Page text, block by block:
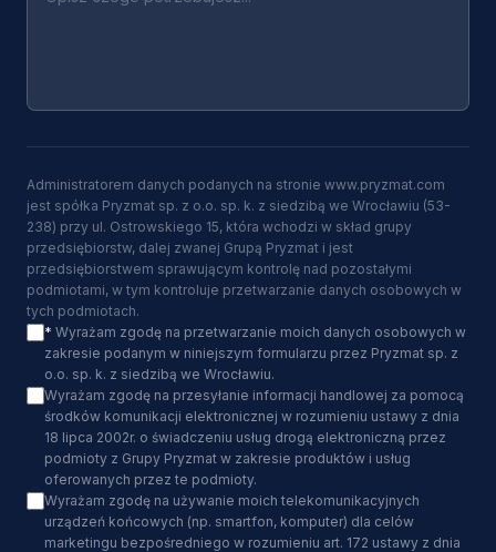
Administratorem danych podanych na stronie www.pryzmat.com
jest spółka Pryzmat sp. z o.o. sp. k. z siedzibą we Wrocławiu (53-
238) przy ul. Ostrowskiego 15, która wchodzi w skład grupy
przedsiębiorstw, dalej zwanej Grupą Pryzmat i jest
przedsiębiorstwem sprawującym kontrolę nad pozostałymi
podmiotami, w tym kontroluje przetwarzanie danych osobowych w
tych podmiotach.
* Wyrażam zgodę na przetwarzanie moich danych osobowych w
zakresie podanym w niniejszym formularzu przez Pryzmat sp. z
o.o. sp. k. z siedzibą we Wrocławiu.
Wyrażam zgodę na przesyłanie informacji handlowej za pomocą
środków komunikacji elektronicznej w rozumieniu ustawy z dnia
18 lipca 2002r. o świadczeniu usług drogą elektroniczną przez
podmioty z Grupy Pryzmat w zakresie produktów i usług
oferowanych przez te podmioty.
Wyrażam zgodę na używanie moich telekomunikacyjnych
urządzeń końcowych (np. smartfon, komputer) dla celów
marketingu bezpośredniego w rozumieniu art. 172 ustawy z dnia